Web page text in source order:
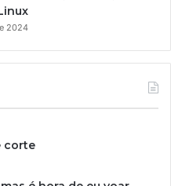
2024
corte